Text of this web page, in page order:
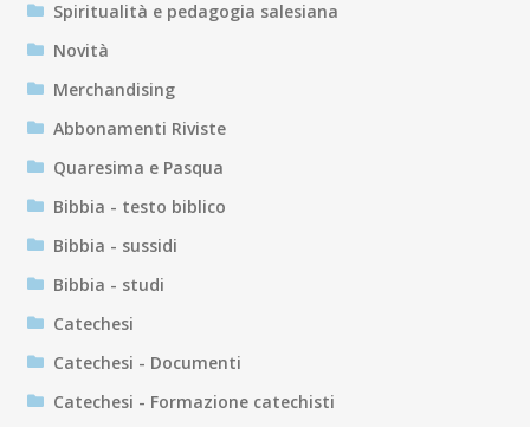
Spiritualità e pedagogia salesiana
Novità
Merchandising
Abbonamenti Riviste
Quaresima e Pasqua
Bibbia - testo biblico
Bibbia - sussidi
Bibbia - studi
Catechesi
Catechesi - Documenti
Catechesi - Formazione catechisti